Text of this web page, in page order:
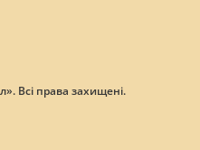
Всі права захищені.